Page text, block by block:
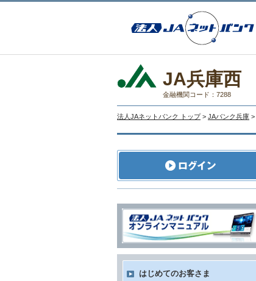
JA兵庫西
金融機関コード：7288
法人JAネットバンク トップ > JAバンク兵庫 >
はじめてのお客さま